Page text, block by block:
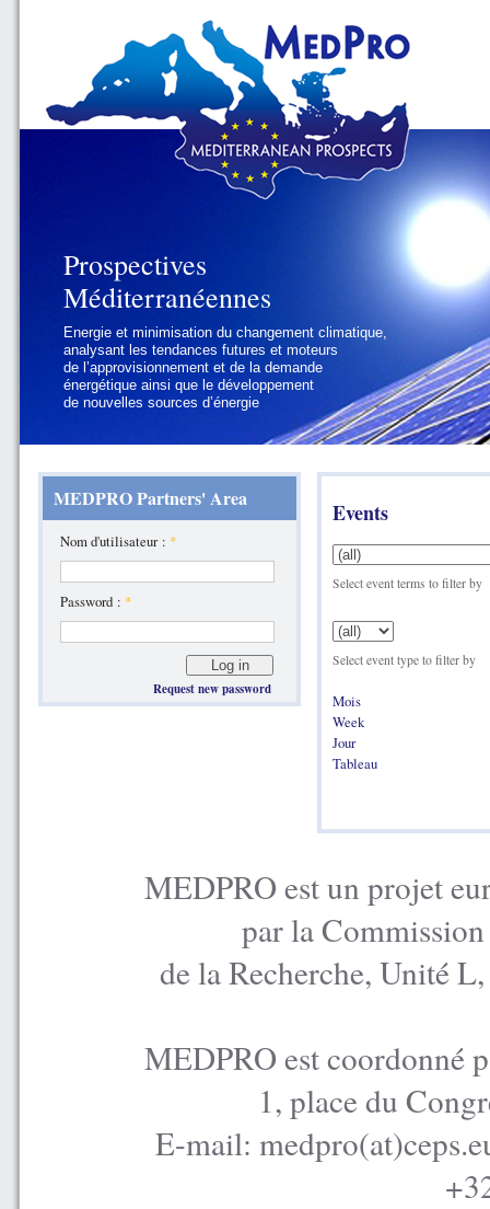
Prospectives
Méditerranéennes
Energie et minimisation du changement climatique,
analysant les tendances futures et moteurs
de l’approvisionnement et de la demande
énergétique ainsi que le développement
de nouvelles sources d’énergie
Prospectives
Méditerranéennes
Géopolitique et gouvernance, se focalisant sur les
défis politiques régionaux et internationaux
auxquels les pays méditerranéens
doivent faire face
MEDPRO Partners' Area
Nom d'utilisateur : *
Password : *
Request new password
Events
Select event terms to filter by
Select event type to filter by
Mois
Week
Jour
Tableau
MEDPRO est un projet
par la
de la Recherche, Unité
MEDPRO est coordonné
1, place du
E-mail: